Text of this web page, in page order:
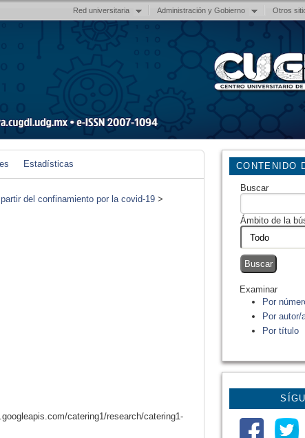
Red universitaria Administración y Gobierno Otros
CONTENIDO
Buscar
Ámbito de la
Examinar
Por
Por autor/
Por título
Estadísticas
del confinamiento por la covid-19 >
catering1/research/catering1-